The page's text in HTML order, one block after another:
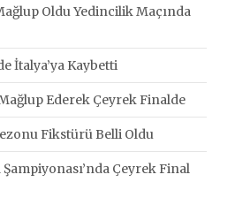
Oldu Yedincilik Maçında
İtalya’ya Kaybetti
Ederek Çeyrek Finalde
Fikstürü Belli Oldu
Çeyrek Final